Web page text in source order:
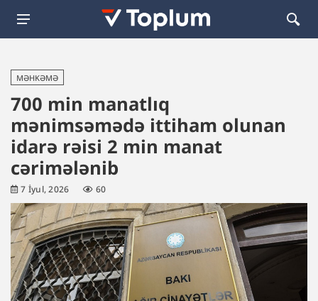
MƏHKƏMƏ
700 min manatlıq
mənimsəmədə ittiham olunan
idarə rəisi 2 min manat
cərimələnib
7 İyul, 2026 60